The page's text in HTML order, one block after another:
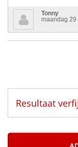
Tonny
maandag 29
Resultaat
Muzikanten